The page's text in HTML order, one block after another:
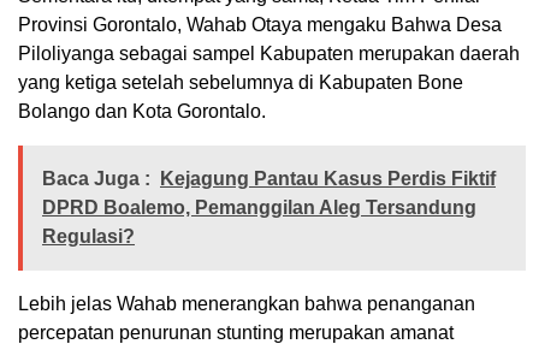
Provinsi Gorontalo, Wahab Otaya mengaku Bahwa Desa
Piloliyanga sebagai sampel Kabupaten merupakan daerah
yang ketiga setelah sebelumnya di Kabupaten Bone
Bolango dan Kota Gorontalo.
Baca Juga :
Kejagung Pantau Kasus Perdis Fiktif
DPRD Boalemo, Pemanggilan Aleg Tersandung
Regulasi?
Lebih jelas Wahab menerangkan bahwa penanganan
percepatan penurunan stunting merupakan amanat